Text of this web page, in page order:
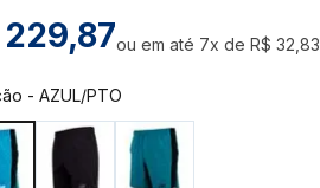
229,87ou em até 7x deR$ 32,83
-AZUL/PTO